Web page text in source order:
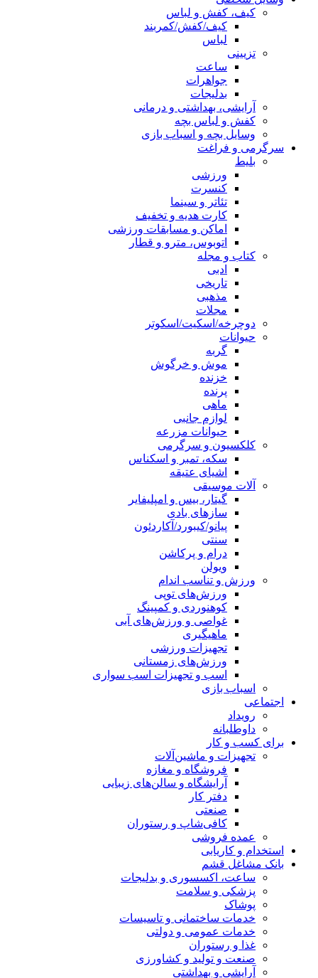
کیف، کفش و لباس
کیف/کفش/کمربند
لباس
تزیینی
ساعت
جواهرات
بدلیجات
آرایشی، بهداشتی و درمانی
کفش و لباس بچه
وسایل بچه و اسباب بازی
سرگرمی و فراغت
بلیط
ورزشی
کنسرت
تئاتر و سینما
کارت هدیه و تخفیف
اماکن و مسابقات ورزشی
اتوبوس، مترو و قطار
کتاب و مجله
ادبی
تاریخی
مذهبی
مجلات
دوچرخه/اسکیت/اسکوتر
حیوانات
گربه
موش و خرگوش
خزنده
پرنده
ماهی
لوازم جانبی
حیوانات مزرعه
کلکسیون و سرگرمی
سکه، تمبر و اسکناس
اشیای عتیقه
آلات موسیقی
گیتار، بیس و امپلیفایر
سازهای بادی
پیانو/کیبورد/آکاردئون
سنتی
درام و پرکاشن
ویولن
ورزش و تناسب اندام
ورزش‌های توپی
کوهنوردی و کمپینگ
غواصی و ورزش‌های آبی
ماهیگیری
تجهیزات ورزشی
ورزش‌های زمستانی
اسب و تجهیزات اسب سواری
اسباب‌ بازی
اجتماعی
رویداد
داوطلبانه
برای کسب و کار
تجهیزات و ماشین‌آلات
فروشگاه و مغازه
آرایشگاه و سالن‌های زیبایی
دفتر کار
صنعتی
کافی‌شاپ و رستوران
عمده فروشی
استخدام و کاریابی
بانک مشاغل قشم
ساعت، اکسسوری و بدلیجات
پزشکی و سلامت
پوشاک
خدمات ساختمانی و تاسیسات
خدمات عمومی و دولتی
غذا و رستوران
صنعت و تولید و کشاورزی
آرایشی و بهداشتی